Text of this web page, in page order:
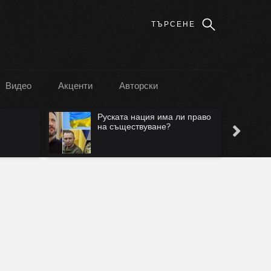
Видео Акценти Авторски
Руската нация има ли право
на съществуване?